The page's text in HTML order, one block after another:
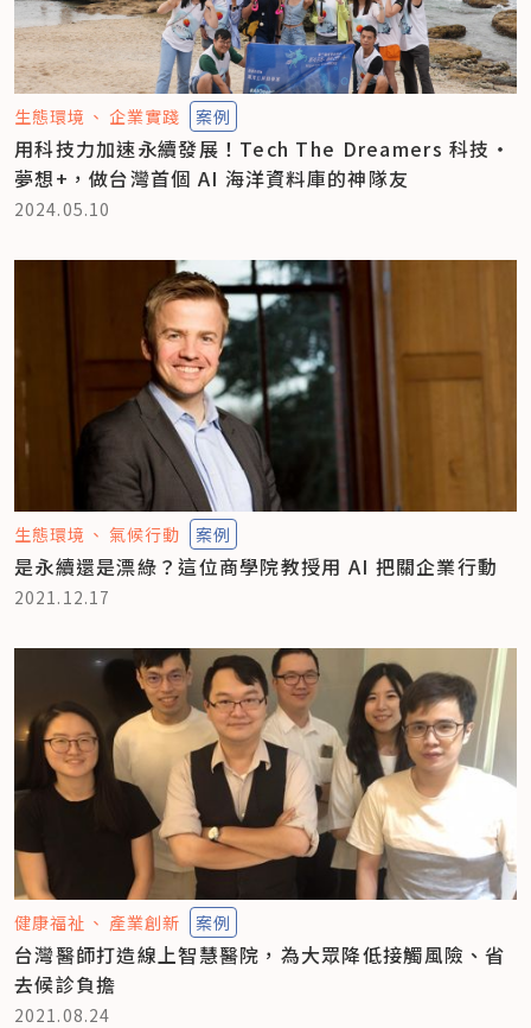
生態環境 企業實踐 案例
用科技力加速永續發展！Tech The Dreamers 科技‧
夢想+，做台灣首個 AI 海洋資料庫的神隊友
2024.05.10
生態環境 氣候行動 案例
是永續還是漂綠？這位商學院教授用 AI 把關企業行動
2021.12.17
健康福祉 產業創新 案例
台灣醫師打造線上智慧醫院，為大眾降低接觸風險、省
去候診負擔
2021.08.24